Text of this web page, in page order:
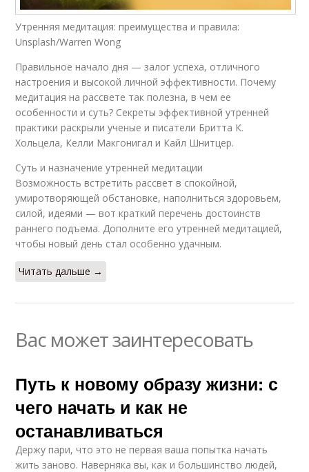
Утренняя медитация: преимущества и правила:
Unsplash/Warren Wong
Правильное начало дня — залог успеха, отличного
настроения и высокой личной эффективности. Почему
медитация на рассвете так полезна, в чем ее
особенности и суть? Секреты эффективной утренней
практики раскрыли ученые и писатели Бритта К.
Хольцела, Келли Макгонигал и Кайл Шнитцер.
Суть и назначение утренней медитации
Возможность встретить рассвет в спокойной,
умиротворяющей обстановке, наполниться здоровьем,
силой, идеями — вот краткий перечень достоинств
раннего подъема. Дополните его утренней медитацией,
чтобы новый день стал особенно удачным.
Читать дальше →
Вас может заинтересовать
Путь к новому образу жизни: с
чего начать и как не
останавливаться
Держу пари, что это не первая ваша попытка начать
жить заново. Наверняка вы, как и большинство людей,